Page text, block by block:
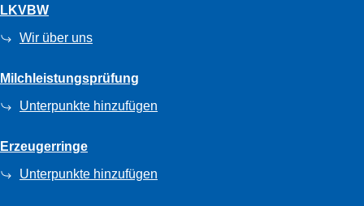
LKVBW
Wir über uns
Milchleistungsprüfung
Unterpunkte hinzufügen
Erzeugerringe
Unterpunkte hinzufügen